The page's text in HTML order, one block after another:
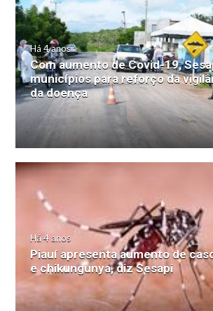
Há 4 anos
Com aumento de Covid-19,
municípios para reforço da
da doença
Há 4 anos
Piauí apresenta aumento de
e chikungunya, diz Sesapi